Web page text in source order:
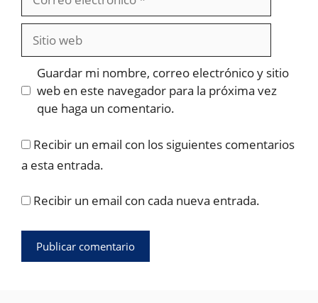
electrónico
Sitio
web
Guardar mi nombre, correo electrónico y sitio
web en este navegador para la próxima vez
que haga un comentario.
Recibir un email con los siguientes comentarios
a esta entrada.
Recibir un email con cada nueva entrada.